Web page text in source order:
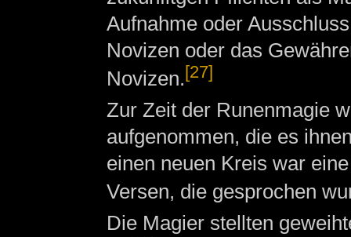
Aufnahme oder
Novizen oder das
Novizen.[27]
Zur Zeit der Runenmagie
aufgenommen, die es
einen neuen Kreis war
Versen, die gesprochen
Die Magier stellten